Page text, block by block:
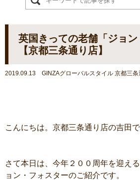
英国きっての老舗「ジョン
【京都三条通り店】
2019.09.13 GINZAグローバルスタイル 京都三条
こんにちは。京都三条通り店の吉田で
さて本日は、今年２００周年を迎え
ョン・フォスターのご紹介です。